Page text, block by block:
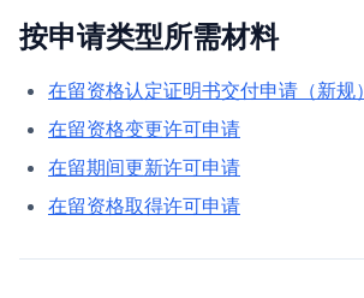
按申请类型所需材料
在留资格认定证明书交付申请（新规）
在留资格变更许可申请
在留期间更新许可申请
在留资格取得许可申请